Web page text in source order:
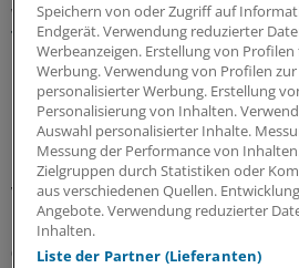
WIdO-Qualitätsmonitor 2026
Tumoroperationen:
beschleunigen die
Krebsversorgung
Der WIdO-Qualitätsmonitor 2026
komplexe Tumoroperationen
Krankenhaus aus. Damit
Versorgung auf weniger Kliniken.
Kooperation| In Kooperation mit:AOK-
06.08.2026
Speichern von oder Zugriff auf
Endgerät. Verwendung reduzierter
Werbeanzeigen. Erstellung von
Werbung. Verwendung von Profilen
personalisierter Werbung. Erstellung
Personalisierung von Inhalten.
Auswahl personalisierter Inhalte.
Messung der Performance von
Zielgruppen durch Statistiken oder
aus verschiedenen Quellen.
Angebote. Verwendung reduzierter
Inhalten.
Liste der Partner (Lieferanten)